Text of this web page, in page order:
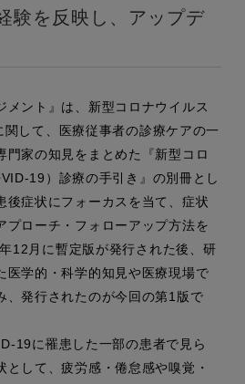
験を反映し、アップデ
ント』は、新型コロナウイルス
して、医療従事者の診療ケアの一
門家の知見をまとめた『新型コロ
19）診療の手引き』の別冊とし
後症状にフォーカスを当て、症状
プローチ・フォローアップ方法を
12月に暫定版が発行された後、研
医学的・科学的知見や医療現場で
、発行されたのが今回の第1版で
19に罹患した一部の患者で見ら
として、疲労感・倦怠感や嗅覚・